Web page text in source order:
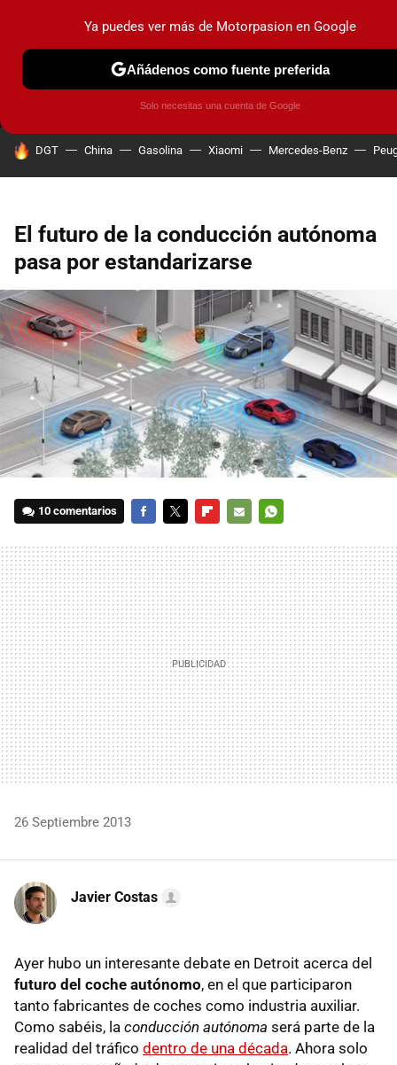
MENÚ NUEVO
COCHES ELÉCTRICOS OBSERVATORIO
HOY SE HABLA DE
DGT China Gasolina Xiaomi Mercedes-Benz
El futuro de la conducción autónoma
pasa por estandarizarse
10 comentarios
MAIL
26 Septiembre 2013
Javier Costas
Ayer hubo un interesante debate en Detroit acerca del
futuro del coche autónomo, en el que participaron
tanto fabricantes de coches como industria auxiliar.
Como sabéis, la conducción autónoma será parte de la
realidad del tráfico dentro de una década. Ahora solo
Ya puedes ver más de Motorpasion en Google
Añádenos como fuente preferida
Solo necesitas una cuenta de Google